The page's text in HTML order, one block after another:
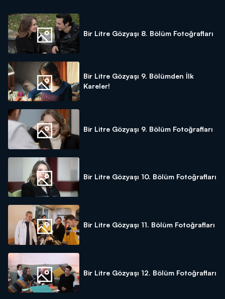
Bir Litre Gözyaşı 8. Bölüm Fotoğrafları
Bir Litre Gözyaşı 9. Bölümden İlk
Kareler!
Bir Litre Gözyaşı 9. Bölüm Fotoğrafları
Bir Litre Gözyaşı 10. Bölüm Fotoğrafları
Bir Litre Gözyaşı 11. Bölüm Fotoğrafları
Bir Litre Gözyaşı 12. Bölüm Fotoğrafları